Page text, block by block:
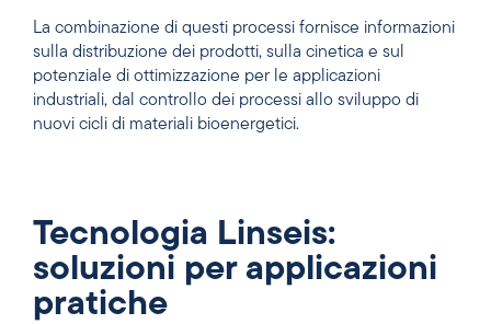
La combinazione di questi processi fornisce informazioni
sulla distribuzione dei prodotti, sulla cinetica e sul
potenziale di ottimizzazione per le applicazioni
industriali, dal controllo dei processi allo sviluppo di
nuovi cicli di materiali bioenergetici.
Tecnologia Linseis:
soluzioni per applicazioni
pratiche